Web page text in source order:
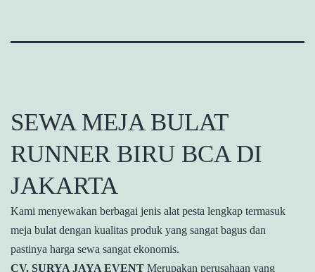
SEWA MEJA BULAT
RUNNER BIRU BCA DI
JAKARTA
Kami menyewakan berbagai jenis alat pesta lengkap termasuk
meja bulat dengan kualitas produk yang sangat bagus dan
pastinya harga sewa sangat ekonomis.
CV. SURYA JAYA EVENT Merupakan perusahaan yang